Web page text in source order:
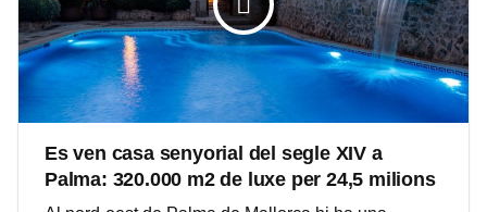
Es ven casa senyorial del segle XIV a
Palma: 320.000 m2 de luxe per 24,5 milions